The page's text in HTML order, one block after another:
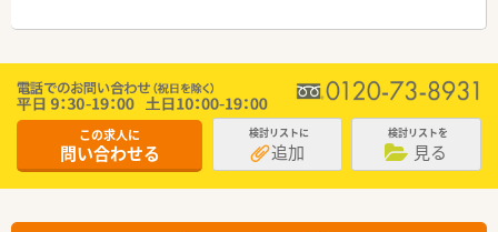
この求人に
問い合わせる
検討リストに
追加
検討リストを
見る